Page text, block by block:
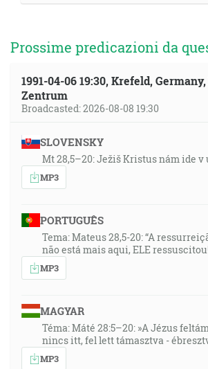
Prossime predicazioni da
1991-04-06 19:30, Krefeld,
Zentrum
Broadcasted: 2026-08-08 19:30
SLOVENSKY
Mt 28,5–20: Ježiš Kristus nám ide v
MP3
PORTUGUÊS
Tema: Mateus 28,5-20: “A
não está mais aqui, ELE
MP3
MAGYAR
Téma: Máté 28:5–20: »A Jézus
nincs itt, fel lett támasztva -
MP3